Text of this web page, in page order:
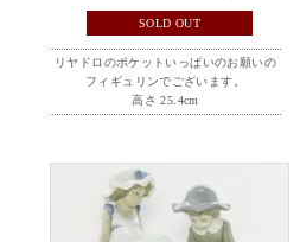
o 美品
SOLD OUT
リヤドロのポケットいっぱいのお願いの
フィギュリンでございます。
高さ 25.4cm